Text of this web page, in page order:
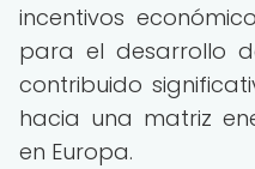
incentivos
para el desarrollo
contribuido
hacia una matriz
en Europa.